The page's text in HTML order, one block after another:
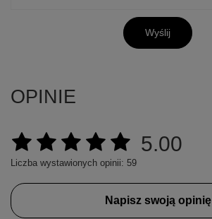
Wyślij
OPINIE
5.00
Liczba wystawionych opinii: 59
Napisz swoją opinię